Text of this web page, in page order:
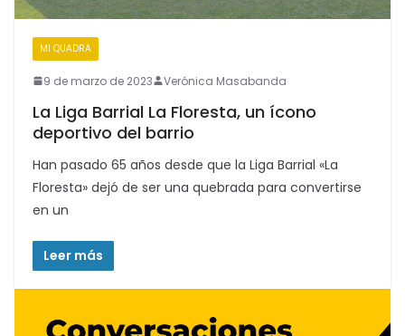
MI QUADRA
9 de marzo de 2023 Verónica Masabanda
La Liga Barrial La Floresta, un ícono
deportivo del barrio
Han pasado 65 años desde que la Liga Barrial «La
Floresta» dejó de ser una quebrada para convertirse
en un
Leer más